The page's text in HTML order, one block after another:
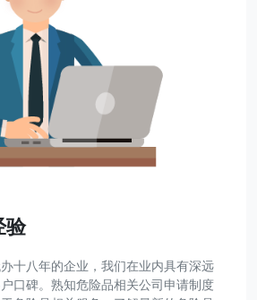
验
十八年的企业，我们在业内具有深远
口碑。熟知危险品相关公司申请制度